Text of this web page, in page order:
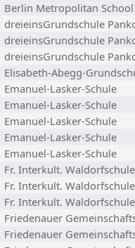
Berlin Metropolitan School
dreieinsGrundschule
dreieinsGrundschule
dreieinsGrundschule
Elisabeth-Abegg-
Emanuel-Lasker-Schule
Emanuel-Lasker-Schule
Emanuel-Lasker-Schule
Emanuel-Lasker-Schule
Emanuel-Lasker-Schule
Fr. Interkult. Waldorfschule
Fr. Interkult. Waldorfschule
Fr. Interkult. Waldorfschule
Friedenauer
Friedenauer